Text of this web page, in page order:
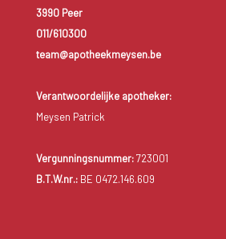
3990 Peer
011/610300
team@apotheekmeysen.be
Verantwoordelijke apotheker:
Meysen Patrick
Vergunningsnummer:723001
B.T.W.nr.:BE 0472.146.609